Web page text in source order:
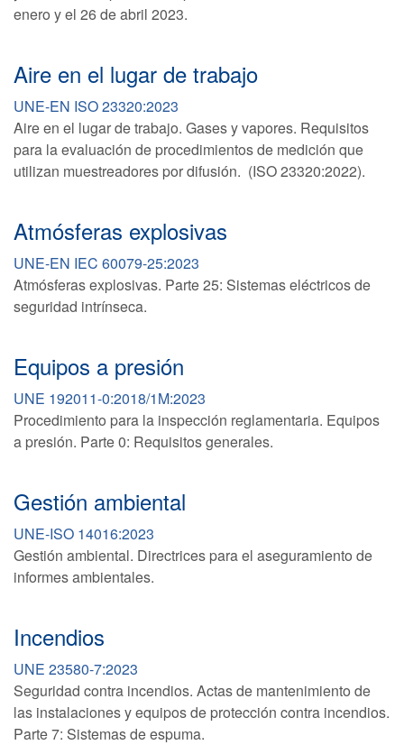
enero y el 26 de abril 2023.
Aire en el lugar de trabajo
UNE-EN ISO 23320:2023
Aire en el lugar de trabajo. Gases y vapores. Requisitos
para la evaluación de procedimientos de medición que
utilizan muestreadores por difusión. (ISO 23320:2022).
Atmósferas explosivas
UNE-EN IEC 60079-25:2023
Atmósferas explosivas. Parte 25: Sistemas eléctricos de
seguridad intrínseca.
Equipos a presión
UNE 192011-0:2018/1M:2023
Procedimiento para la inspección reglamentaria. Equipos
a presión. Parte 0: Requisitos generales.
Gestión ambiental
UNE-ISO 14016:2023
Gestión ambiental. Directrices para el aseguramiento de
informes ambientales.
Incendios
UNE 23580-7:2023
Seguridad contra incendios. Actas de mantenimiento de
las instalaciones y equipos de protección contra incendios.
Parte 7: Sistemas de espuma.